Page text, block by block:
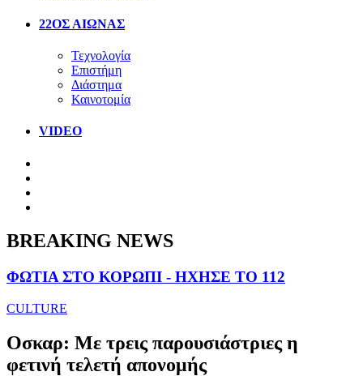
22ΟΣ ΑΙΩΝΑΣ
Τεχνολογία
Επιστήμη
Διάστημα
Καινοτομία
VIDEO
BREAKING NEWS
ΦΩΤΙΑ ΣΤΟ ΚΟΡΩΠΙ - ΗΧΗΣΕ ΤΟ 112
CULTURE
Οσκαρ: Με τρεις παρουσιάστριες η
φετινή τελετή απονομής